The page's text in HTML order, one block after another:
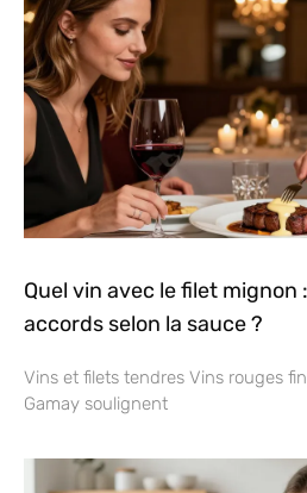
Quel vin avec le filet mignon
accords selon la sauce ?
Vins et filets tendres Vins rouges
Gamay soulignent